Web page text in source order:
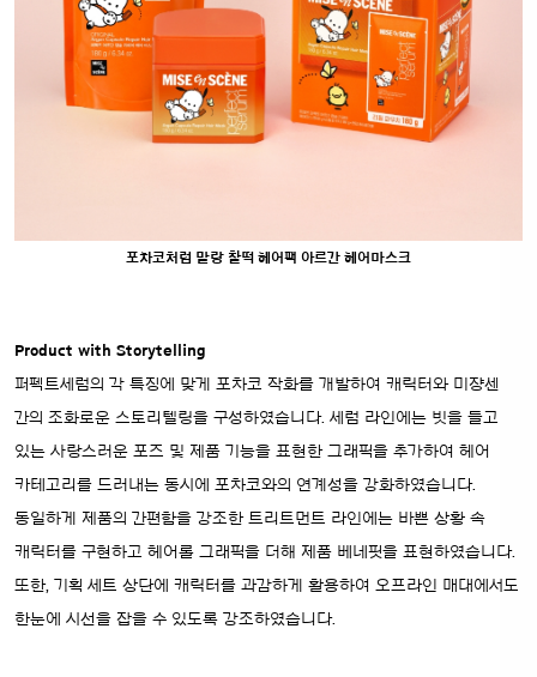
포차코처럼 말랑 찰떡 헤어팩 아르간 헤어마스크
Product with Storytelling
퍼펙트세럼의 각 특징에 맞게 포차코 작화를 개발하여 캐릭터와 미쟝센
간의 조화로운 스토리텔링을 구성하였습니다. 세럼 라인에는 빗을 들고
있는 사랑스러운 포즈 및 제품 기능을 표현한 그래픽을 추가하여 헤어
카테고리를 드러내는 동시에 포차코와의 연계성을 강화하였습니다.
동일하게 제품의 간편함을 강조한 트리트먼트 라인에는 바쁜 상황 속
캐릭터를 구현하고 헤어롤 그래픽을 더해 제품 베네핏을 표현하였습니다.
또한, 기획 세트 상단에 캐릭터를 과감하게 활용하여 오프라인 매대에서도
한눈에 시선을 잡을 수 있도록 강조하였습니다.